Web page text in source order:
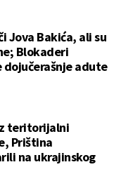
Jova Bakića, ali su
Blokaderi
adute
teritorijalni
Priština
na ukrajinskog